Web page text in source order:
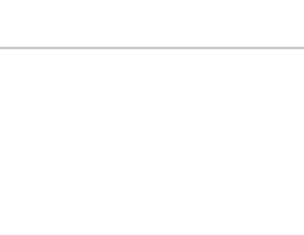
option